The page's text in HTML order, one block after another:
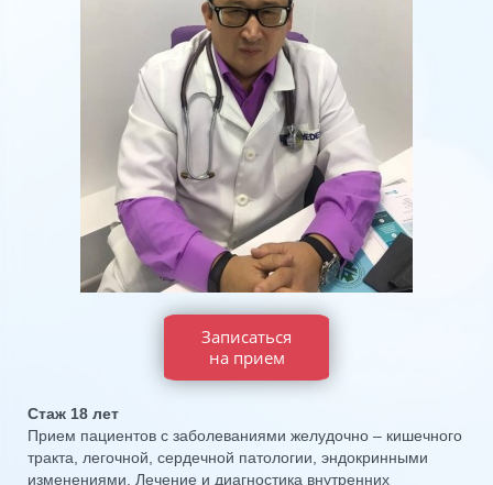
Записаться
на прием
Стаж 18 лет
Прием пациентов с заболеваниями желудочно – кишечного
тракта, легочной, сердечной патологии, эндокринными
изменениями. Лечение и диагностика внутренних